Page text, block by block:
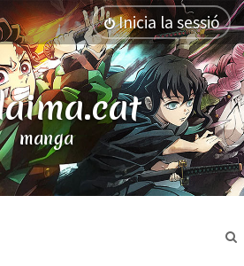
Inicia la sessió
manga